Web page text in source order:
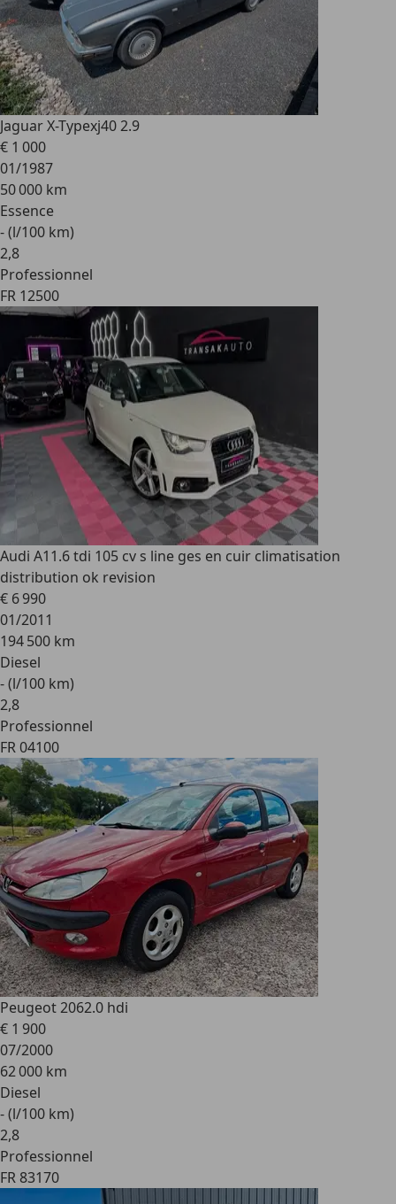
Jaguar X-Typexj40 2.9
€ 1 000
01/1987
50 000 km
Essence
- (l/100 km)
2,8
Professionnel
FR 12500
Audi A11.6 tdi 105 cv s line ges en cuir climatisation
distribution ok revision
€ 6 990
01/2011
194 500 km
Diesel
- (l/100 km)
2,8
Professionnel
FR 04100
Peugeot 2062.0 hdi
€ 1 900
07/2000
62 000 km
Diesel
- (l/100 km)
2,8
Professionnel
FR 83170